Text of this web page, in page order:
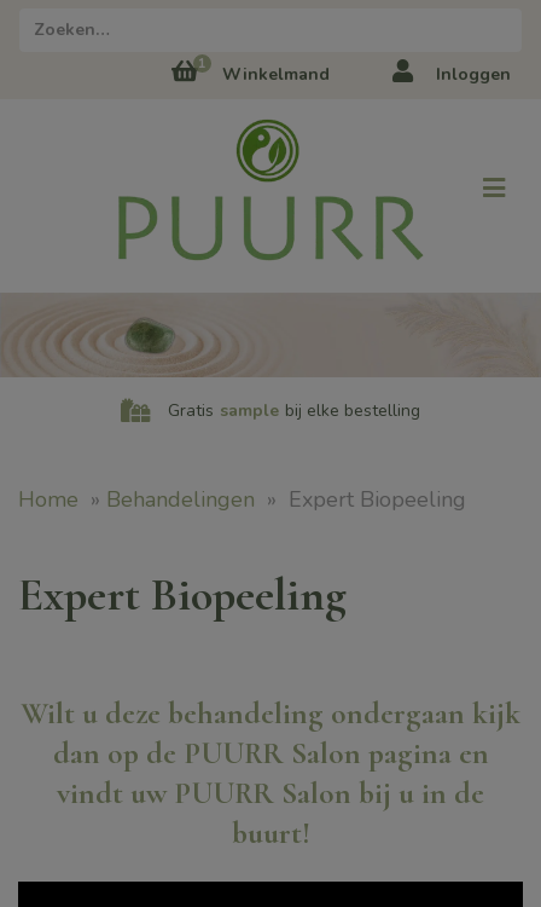
1 Winkelmand Inloggen
Gratis sample bij elke bestelling
Home » Behandelingen » Expert Biopeeling
Expert Biopeeling
Wilt u deze behandeling ondergaan kijk
dan op de PUURR Salon pagina en
vindt uw PUURR Salon bij u in de
buurt!